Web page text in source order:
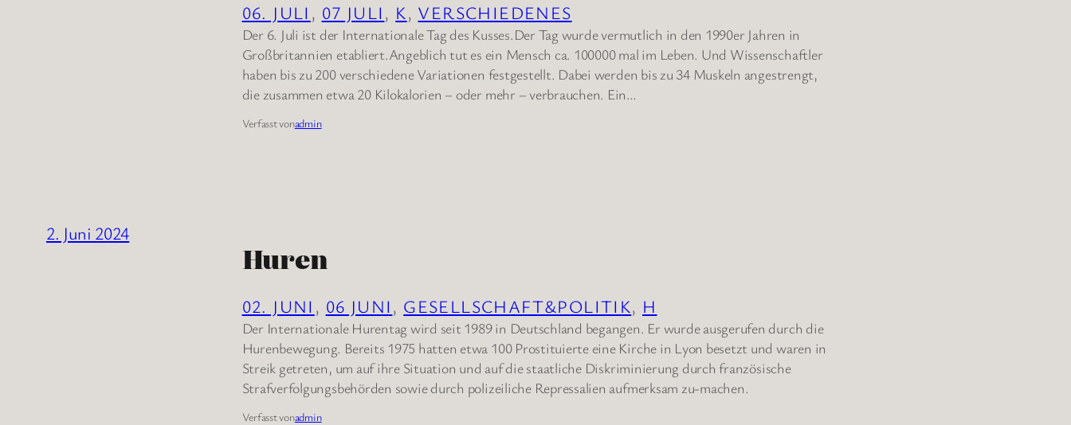
06. JULI , 07 JULI , K, VERSCHIEDENES
Der 6. Juli ist der Internationale Tag des Kusses.Der Tag wurde vermutlich in den 1990er Jahren in
Großbritannien etabliert.Angeblich tut es ein Mensch ca. 100000 mal im Leben. Und Wissenschaftler
haben bis zu 200 verschiedene Variationen festgestellt. Dabei werden bis zu 34 Muskeln angestrengt,
die zusammen etwa 20 Kilokalorien – oder mehr – verbrauchen. Ein…
Verfasst vonadmin
2. Juni 2024
Huren
02. JUNI , 06 JUNI , GESELLSCHAFT&POLITIK, H
Der Internationale Hurentag wird seit 1989 in Deutschland begangen. Er wurde ausgerufen durch die
Hurenbewegung. Bereits 1975 hatten etwa 100 Prostituierte eine Kirche in Lyon besetzt und waren in
Streik getreten, um auf ihre Situation und auf die staatliche Diskriminierung durch französische
Strafverfolgungsbehörden sowie durch polizeiliche Repressalien aufmerksam zu-machen.
Verfasst vonadmin